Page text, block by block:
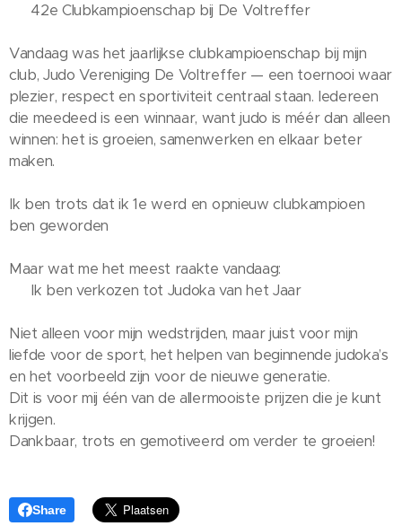
🥋 42e Clubkampioenschap bij De Voltreffer 🥇
Vandaag was het jaarlijkse clubkampioenschap bij mijn
club, Judo Vereniging De Voltreffer — een toernooi waar
plezier, respect en sportiviteit centraal staan. Iedereen
die meedeed is een winnaar, want judo is méér dan alleen
winnen: het is groeien, samenwerken en elkaar beter
maken.
Ik ben trots dat ik 1e werd en opnieuw clubkampioen
ben geworden 💪🏼
Maar wat me het meest raakte vandaag:
✨ Ik ben verkozen tot Judoka van het Jaar ✨
Niet alleen voor mijn wedstrijden, maar juist voor mijn
liefde voor de sport, het helpen van beginnende judoka’s
en het voorbeeld zijn voor de nieuwe generatie.
Dit is voor mij één van de allermooiste prijzen die je kunt
krijgen.
Dankbaar, trots en gemotiveerd om verder te groeien!
Share